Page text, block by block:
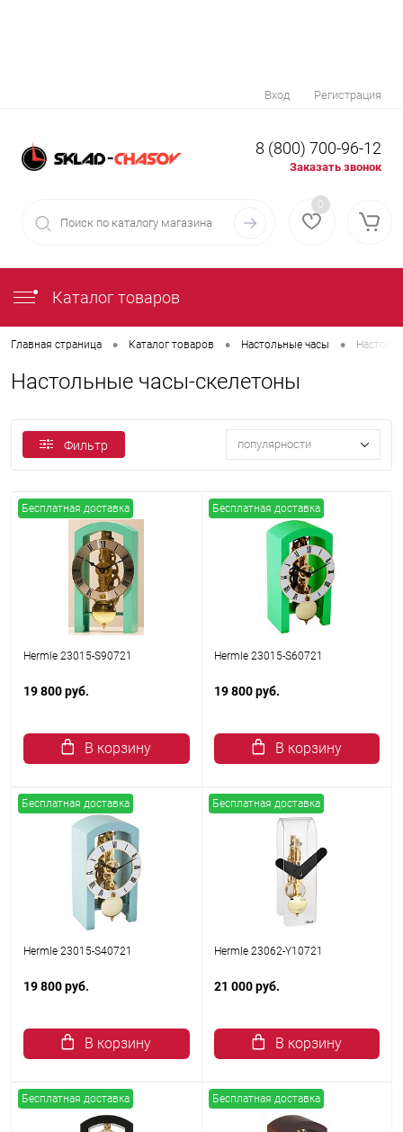
Вход Регистрация
8 (800) 700-96-12
Заказать звонок
0
Каталог товаров
Главная страница • Каталог товаров • Настольные часы •
Настольные часы-скелетоны
Фильтр популярности
Бесплатная доставка
Hermle 23015-S90721
19 800 руб.
В корзину
Бесплатная доставка
Hermle 23015-S60721
19 800 руб.
В корзину
Бесплатная доставка
Hermle 23015-S40721
19 800 руб.
В корзину
Бесплатная доставка
Hermle 23062-Y10721
21 000 руб.
В корзину
Бесплатная доставка Бесплатная доставка